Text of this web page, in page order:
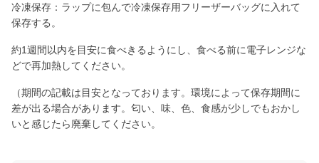
冷凍保存：ラップに包んで冷凍保存用フリーザーバッグに入れて
保存する。
約1週間以内を目安に食べきるようにし、食べる前に電子レンジな
どで再加熱してください。
（期間の記載は目安となっております。環境によって保存期間に
差が出る場合があります。匂い、味、色、食感が少しでもおかし
いと感じたら廃棄してください。